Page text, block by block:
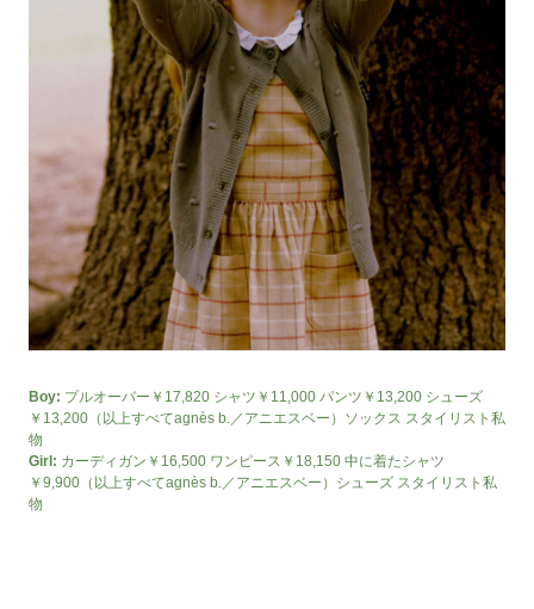
Boy: プルオーバー￥17,820 シャツ￥11,000 パンツ￥13,200 シューズ
￥13,200（以上すべてagnès b.／アニエスベー）ソックス スタイリスト私
物
Girl: カーディガン￥16,500 ワンピース￥18,150 中に着たシャツ
￥9,900（以上すべてagnès b.／アニエスベー）シューズ スタイリスト私
物